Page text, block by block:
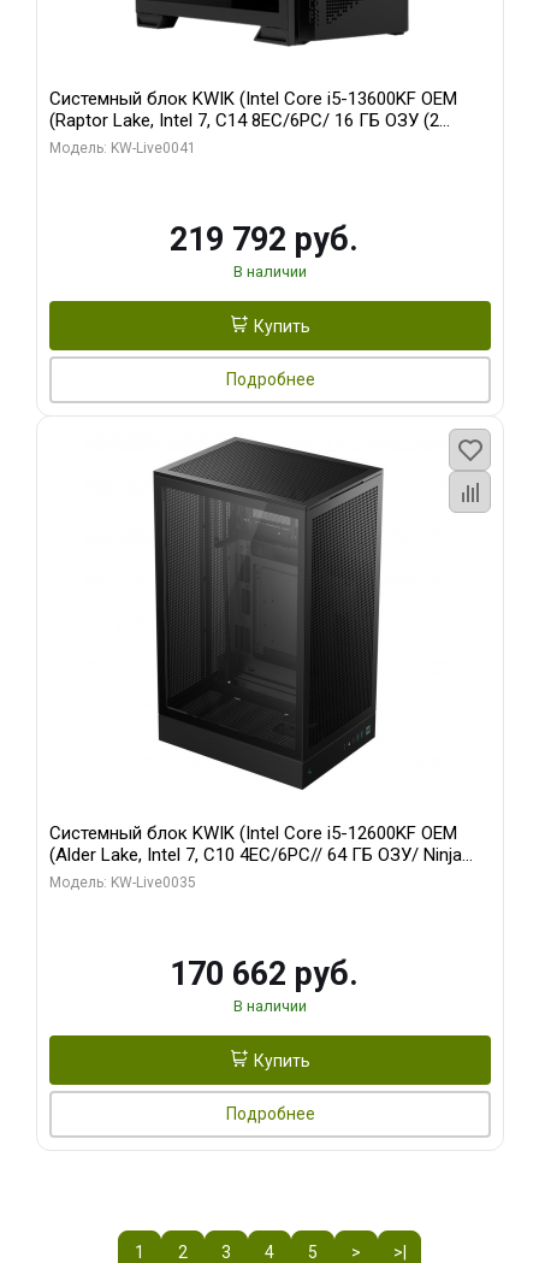
Системный блок KWIK (Intel Core i5-13600KF OEM
(Raptor Lake, Intel 7, C14 8EC/6PC/ 16 ГБ ОЗУ (2
модуля)/ Palit RTX5080 GAMINGPRO OC 16GB GDDR7
Модель: KW-Live0041
219 792 руб.
В наличии
Купить
Подробнее
Системный блок KWIK (Intel Core i5-12600KF OEM
(Alder Lake, Intel 7, C10 4EC/6PC// 64 ГБ ОЗУ/ Ninja
Sinotex GTX1650 4GB 128bit GDDR6 DVI DP HDMI 2/
Модель: KW-Live0035
170 662 руб.
В наличии
Купить
Подробнее
1 2 3 4 5 > >|